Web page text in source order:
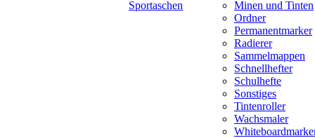
Sportaschen
Minen und Tinten
Ordner
Permanentmarker
Radierer
Sammelmappen
Schnellhefter
Schulhefte
Sonstiges
Tintenroller
Wachsmaler